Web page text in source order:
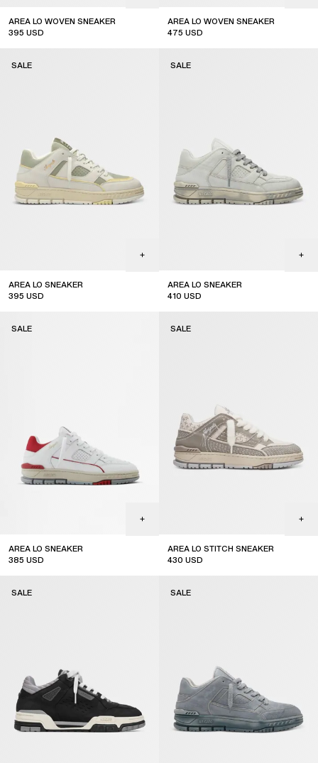
AREA LO WOVEN SNEAKER
395 USD
AREA LO WOVEN SNEAKER
475 USD
AREA LO SNEAKER
395 USD
SALE
AREA LO SNEAKER
410 USD
SALE
AREA LO SNEAKER
385 USD
SALE
AREA LO STITCH SNEAKER
430 USD
SALE
SALE SALE